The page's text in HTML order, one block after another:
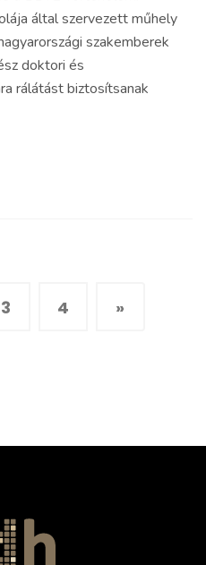
által szervezett műhely
szakemberek
doktori és
rálátást biztosítsanak
3 4 »